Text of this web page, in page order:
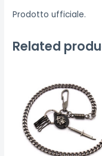
Prodotto ufficiale.
Related